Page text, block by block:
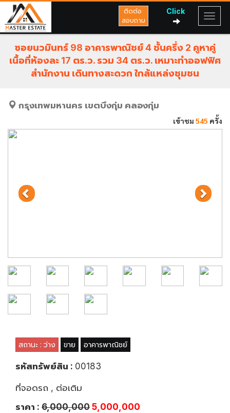
Click
ติดต่อ
สอบถาม
ซอยนวมินทร์ 98 อาคารพาณิชย์ 4 ชั้นครึ่ง 2 คูหาคู่
เนื้อที่ห้องละ 17 ตร.ว. รวม 34 ตร.ว. เหมาะทำออฟฟิศ
สำนักงาน เดินทางสะดวก ใกล้แหล่งชุมชน
กรุงเทพมหานคร เขตบึงกุ่ม คลองกุ่ม
เข้าชม 545 ครั้ง
สถานะ : ว่าง ขาย อาคารพาณิชย์
รหัสทรัพย์สิน : 00183
ที่จอดรถ , ต่อเติม
ราคา : 6,000,000 5,000,000